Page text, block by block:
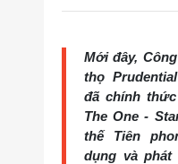
Mới đây,
thọ
đã chính
The One -
thế Tiên
dụng và